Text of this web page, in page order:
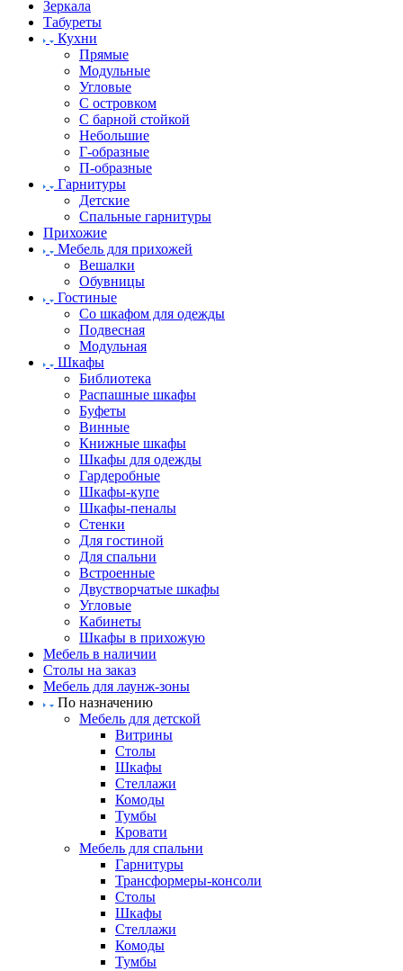
Зеркала
Табуреты
Кухни
Прямые
Модульные
Угловые
С островком
С барной стойкой
Небольшие
Г-образные
П-образные
Гарнитуры
Детские
Спальные гарнитуры
Прихожие
Мебель для прихожей
Вешалки
Обувницы
Гостиные
Со шкафом для одежды
Подвесная
Модульная
Шкафы
Библиотека
Распашные шкафы
Буфеты
Винные
Книжные шкафы
Шкафы для одежды
Гардеробные
Шкафы-купе
Шкафы-пеналы
Стенки
Для гостиной
Для спальни
Встроенные
Двустворчатые шкафы
Угловые
Кабинеты
Шкафы в прихожую
Мебель в наличии
Столы на заказ
Мебель для лаунж-зоны
По назначению
Мебель для детской
Витрины
Столы
Шкафы
Стеллажи
Комоды
Тумбы
Кровати
Мебель для спальни
Гарнитуры
Трансформеры-консоли
Столы
Шкафы
Стеллажи
Комоды
Тумбы